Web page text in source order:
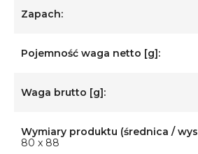
Zapach:
Pojemność waga netto [g]:
Waga brutto [g]:
Wymiary produktu (średnica /
80 x 88